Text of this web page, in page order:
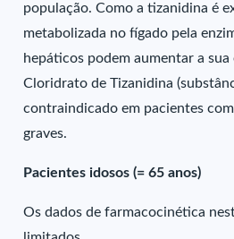
população. Como a tizanidina é
metabolizada no fígado pela
hepáticos podem aumentar a
Cloridrato de Tizanidina
contraindicado em pacientes
graves.
Pacientes idosos (= 65 anos)
Os dados de farmacocinética